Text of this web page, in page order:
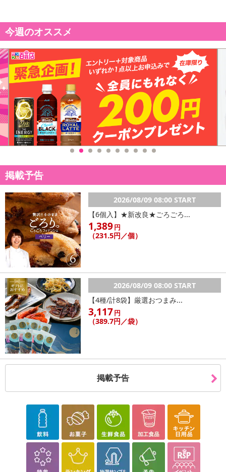
今週のオススメ
掲載予告
2026/08/09 08:00 START
【6個入】★新改良★ごろごろ...
1,389円
（231.5円／個）
2026/08/09 08:00 START
【4種/計8袋】厳選おつまみ...
3,117円
（389.7円／袋）
掲載予告